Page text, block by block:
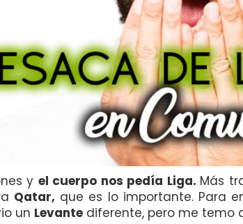
y el cuerpo nos pedía Liga. Más
Qatar, que es lo importante. Para
un Levante diferente, pero me temo